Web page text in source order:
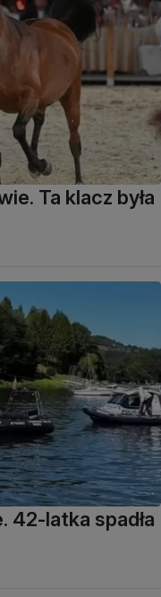
Ta klacz była
42-latka spadła